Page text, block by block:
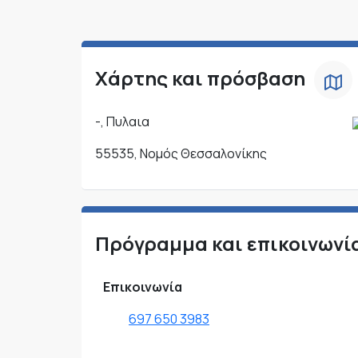
Χάρτης και πρόσβαση
-, Πυλαια
55535, Νομός Θεσσαλονίκης
Πρόγραμμα και
Επικοινωνία
697 650 3983